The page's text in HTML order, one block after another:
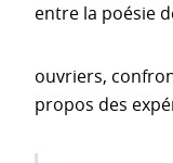
entre la poésie
ouvriers,
propos des